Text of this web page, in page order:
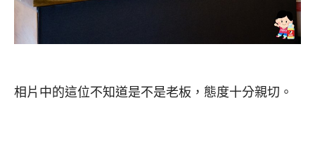
相片中的這位不知道是不是老板，態度十分親切。